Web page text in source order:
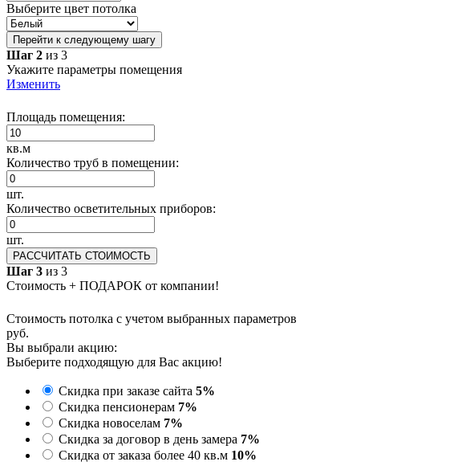
Выберите цвет потолка
Перейти к следующему шагу
Шаг 2 из 3
Укажите параметры помещения
Изменить
Площадь помещения:
кв.м
Количество труб в помещении:
шт.
Количество осветительных приборов:
шт.
РАССЧИТАТЬ СТОИМОСТЬ
Шаг 3 из 3
Стоимость + ПОДАРОК от компании!
Стоимость потолка с учетом выбранных параметров
руб.
Вы выбрали акцию:
Выберите подходящую для Вас акцию!
Скидка при заказе сайта 5%
Скидка пенсионерам 7%
Скидка новоселам 7%
Скидка за договор в день замера 7%
Скидка от заказа более 40 кв.м 10%